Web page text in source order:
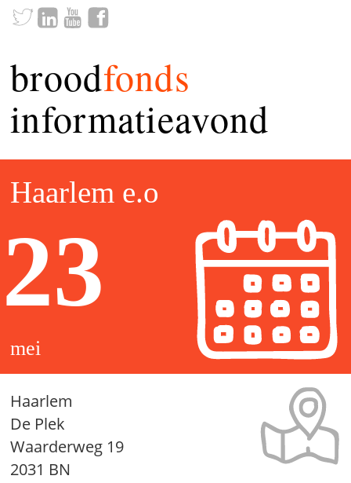
broodfonds
informatieavond
Haarlem e.o
23
mei
Haarlem
De Plek
Waarderweg 19
2031 BN